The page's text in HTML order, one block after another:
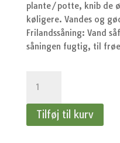
plante/potte, knib de
køligere. Vandes og
Frilandssåning: Vand
såningen fugtig, til
Pacino
Gold
antal
Tilføj til kurv